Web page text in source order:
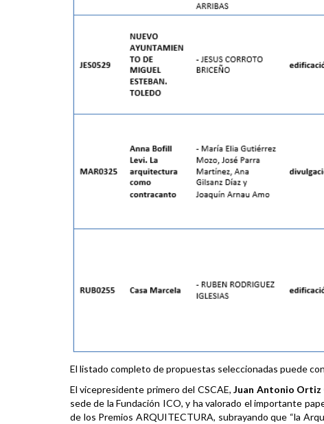
El listado completo de propuestas seleccionadas puede
El vicepresidente primero del CSCAE,Juan Antonio
sede de la Fundación ICO, y ha valorado el importante
de los Premios ARQUITECTURA, subrayando que “la